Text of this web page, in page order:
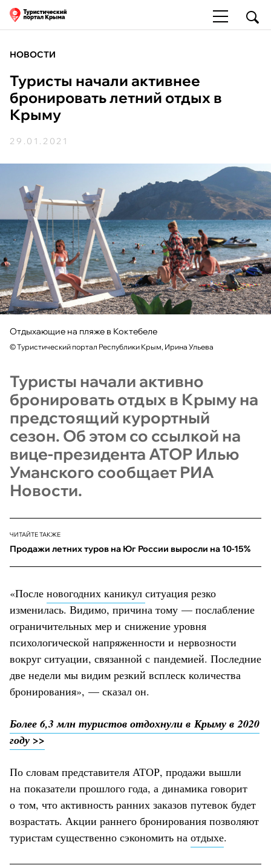
НОВОСТИ
Туристы начали активнее
бронировать летний отдых в
Крыму
29.01.2021
Отдыхающие на пляже в Коктебеле
©Туристический портал Республики Крым, Ирина Ульева
Туристы начали активно
бронировать отдых в Крыму на
предстоящий курортный
сезон. Об этом со ссылкой на
вице-президента АТОР Илью
Уманского сообщает РИА
Новости.
ЧИТАЙТЕ ТАКЖЕ
Продажи летних туров на Юг России выросли на 10-15%
«После новогодних каникул ситуация резко
изменилась. Видимо, причина тому — послабление
ограничительных мер и снижение уровня
психологической напряженности и нервозности
вокруг ситуации, связанной с пандемией. Последние
две недели мы видим резкий всплеск количества
бронирования», — сказал он.
Более 6,3 млн туристов отдохнули в Крыму в 2020
году >>
По словам представителя АТОР, продажи вышли
на показатели прошлого года, а динамика говорит
о том, что активность ранних заказов путевок будет
возрастать. Акции раннего бронирования позволяют
туристам существенно сэкономить на отдыхе.